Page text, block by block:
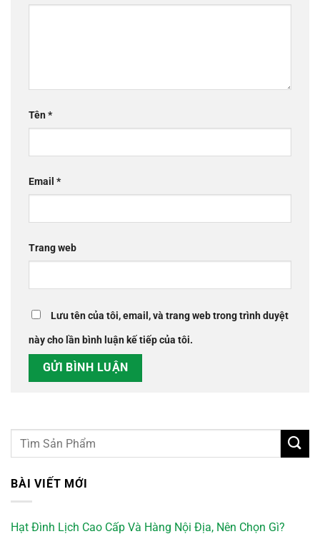
Tên*
Email *
Trang web
Lưu tên của tôi, email, và trang web trong trình duyệt
này cho lần bình luận kế tiếp của tôi.
BÀI VIẾT MỚI
Hạt Đình Lịch Cao Cấp Và Hàng Nội Địa, Nên Chọn Gì?